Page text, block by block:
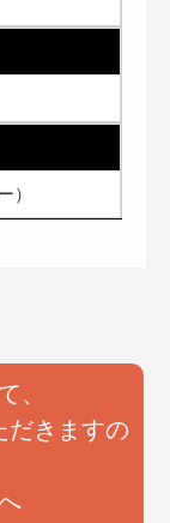
）
、
だきますの